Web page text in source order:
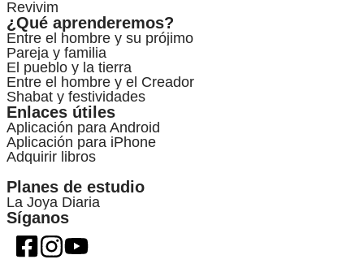
Revivim
¿Qué aprenderemos?
Entre el hombre y su prójimo
Pareja y familia
El pueblo y la tierra
Entre el hombre y el Creador
Shabat y festividades
Enlaces útiles
Aplicación para Android
Aplicación para iPhone
Adquirir libros
Planes de estudio
La Joya Diaria
Síganos